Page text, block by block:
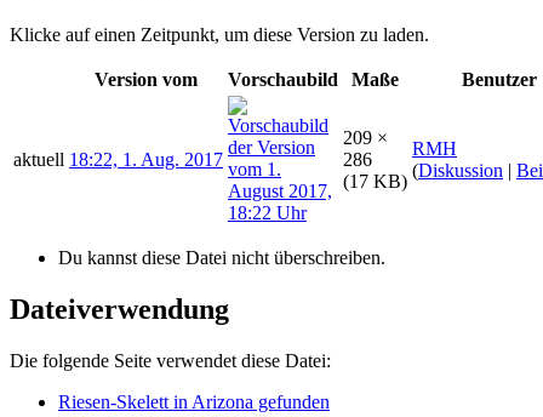
Klicke auf einen Zeitpunkt, um diese Version zu laden.
Version vom Vorschaubild Maße Benutzer
aktuell 18:22, 1. Aug. 2017
209 ×
286
(17 KB)
RMH
(Diskussion |
Du kannst diese Datei nicht überschreiben.
Dateiverwendung
Die folgende Seite verwendet diese Datei:
Riesen-Skelett in Arizona gefunden